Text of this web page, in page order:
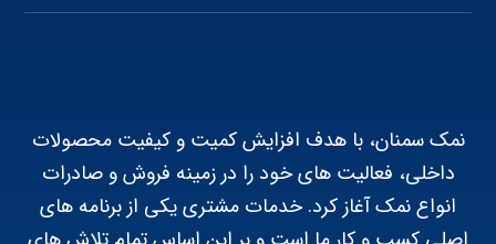
نمک سمنان، با هدف افزایش کمیت و کیفیت محصولات
داخلی، فعالیت های خود را در زمینه فروش و صادرات
انواع نمک آغاز کرد. خدمات مشتری یکی از برنامه های